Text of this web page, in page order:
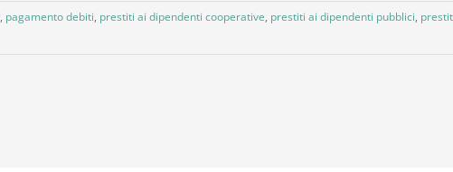
, pagamento debiti, prestiti ai dipendenti cooperative, prestiti ai dipendenti pubblici,